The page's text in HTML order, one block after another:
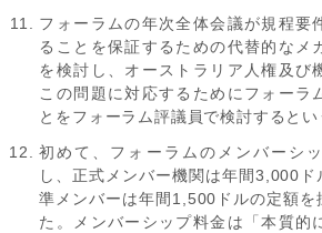
フォーラムの年次全体会議が規程要
ることを保証するための代替的なメ
を検討し、オーストラリア人権及び
この問題に対応するためにフォーラ
とをフォーラム評議員で検討するとい
初めて、フォーラムのメンバーシ
し、正式メンバー機関は年間3,000
準メンバーは年間1,500ドルの定額を
た。メンバーシップ料金は「本質的